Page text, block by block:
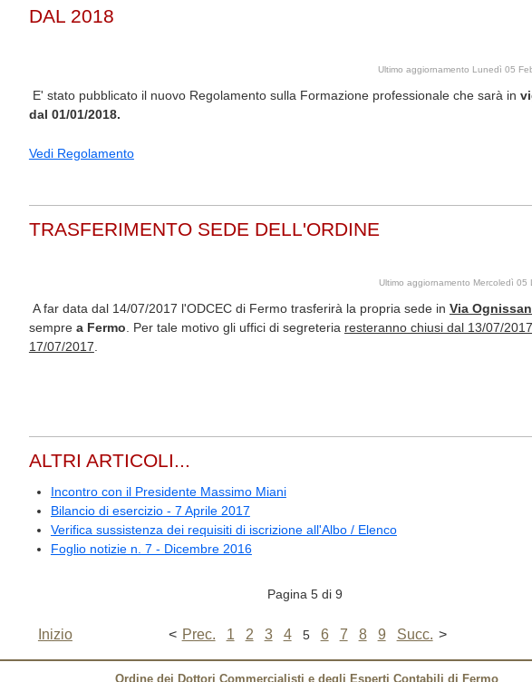
DAL 2018
Ultimo aggiornamento Lunedì 05
E' stato pubblicato il nuovo Regolamento sulla Formazione professionale che sarà in
dal 01/01/2018.
Vedi Regolamento
TRASFERIMENTO SEDE DELL'ORDINE
Ultimo aggiornamento Mercoledì 05
A far data dal 14/07/2017 l'ODCEC di Fermo trasferirà la propria sede in Via
sempre a Fermo . Per tale motivo gli uffici di segreteria resteranno chiusi dal 13/07/
17/07/2017
ALTRI ARTICOLI...
Incontro con il Presidente Massimo Miani
Bilancio di esercizio - 7 Aprile 2017
Verifica sussistenza dei requisiti di iscrizione all'Albo / Elenco
Foglio notizie n. 7 - Dicembre 2016
Pagina 5 di 9
Inizio < Prec. 1 2 3 4 5 6 7 8 9 Succ. >
Ordine dei Dottori Commercialisti e degli Esperti Contabili di Fermo